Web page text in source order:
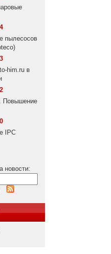
пылесосов
him.ru в
Повышение
IPC
новости: